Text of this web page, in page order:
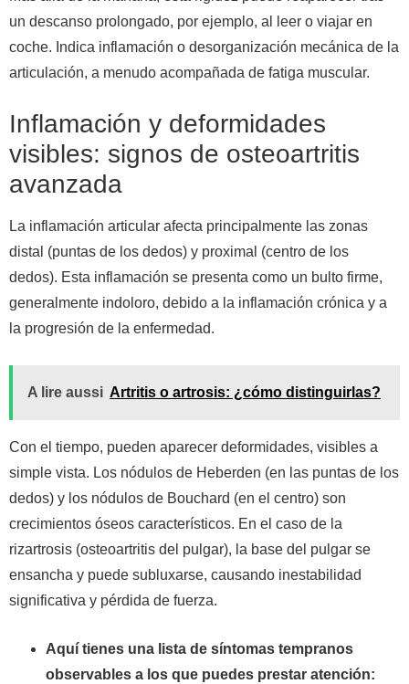
un descanso prolongado, por ejemplo, al leer o viajar en
coche. Indica inflamación o desorganización mecánica de la
articulación, a menudo acompañada de fatiga muscular.
Inflamación y deformidades
visibles: signos de osteoartritis
avanzada
La inflamación articular afecta principalmente las zonas
distal (puntas de los dedos) y proximal (centro de los
dedos). Esta inflamación se presenta como un bulto firme,
generalmente indoloro, debido a la inflamación crónica y a
la progresión de la enfermedad.
A lire aussi Artritis o artrosis: ¿cómo distinguirlas?
Con el tiempo, pueden aparecer deformidades, visibles a
simple vista. Los nódulos de Heberden (en las puntas de los
dedos) y los nódulos de Bouchard (en el centro) son
crecimientos óseos característicos. En el caso de la
rizartrosis (osteoartritis del pulgar), la base del pulgar se
ensancha y puede subluxarse, causando inestabilidad
significativa y pérdida de fuerza.
Aquí tienes una lista de síntomas tempranos
observables a los que puedes prestar atención: